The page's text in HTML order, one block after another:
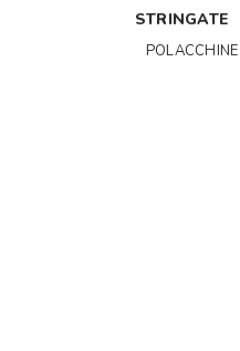
STRINGATE
POLACCHINE